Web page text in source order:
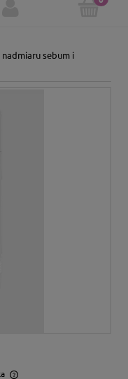
sebum i